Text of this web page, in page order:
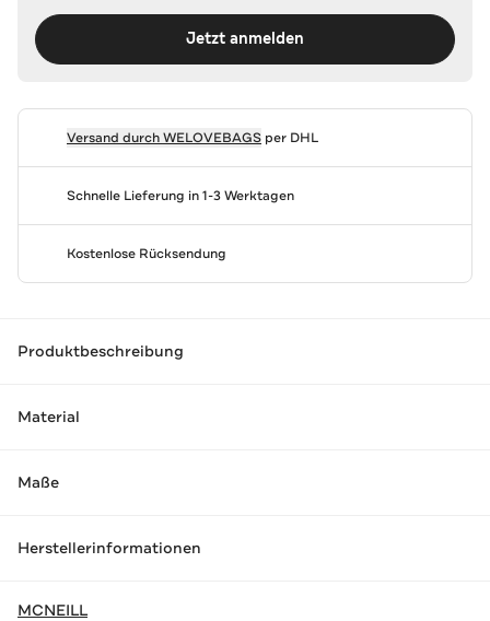
Jetzt anmelden
Versand durchWELOVEBAGSper DHL
Schnelle Lieferung in 1-3 Werktagen
Kostenlose Rücksendung
Produktbeschreibung
Material
Maße
Herstellerinformationen
MCNEILL